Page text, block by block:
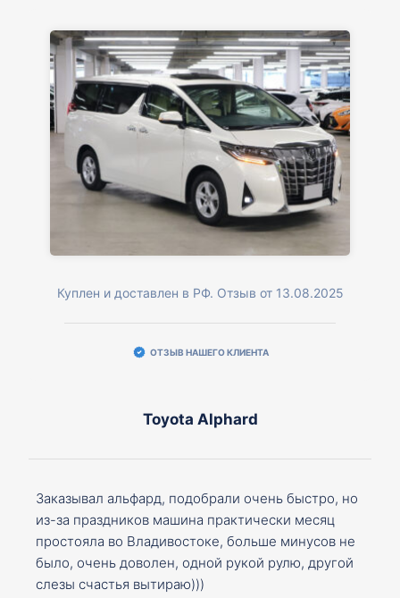
Куплен и доставлен в РФ. Отзыв от 13.08.2025
ОТЗЫВ НАШЕГО КЛИЕНТА
Toyota Alphard
Заказывал альфард, подобрали очень быстро, но
из-за праздников машина практически месяц
простояла во Владивостоке, больше минусов не
было, очень доволен, одной рукой рулю, другой
слезы счастья вытираю)))